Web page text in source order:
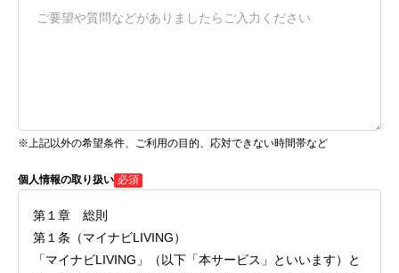
※上記以外の希望条件、ご利用の目的、応対できない時間帯など
個人情報の取り扱い 必須
第１章 総則
第１条（マイナビLIVING）
「マイナビLIVING」（以下「本サービス」といいます）と